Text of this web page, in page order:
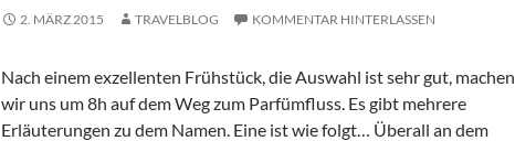
2. MÄRZ 2015 TRAVELBLOG KOMMENTAR HINTERLASSEN
Nach einem exzellenten Frühstück, die Auswahl ist sehr gut, machen
wir uns um 8h auf dem Weg zum Parfümfluss. Es gibt mehrere
Erläuterungen zu dem Namen. Eine ist wie folgt… Überall an dem